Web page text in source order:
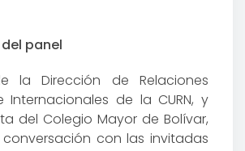
panel
la Dirección de Relaciones
Internacionales de la CURN, y
del Colegio Mayor de Bolívar,
con las invitadas